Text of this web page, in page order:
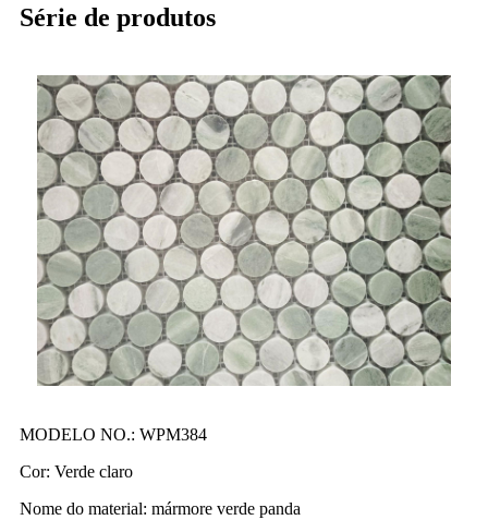
Série de produtos
MODELO NO.: WPM384
Cor: Verde claro
Nome do material: mármore verde panda